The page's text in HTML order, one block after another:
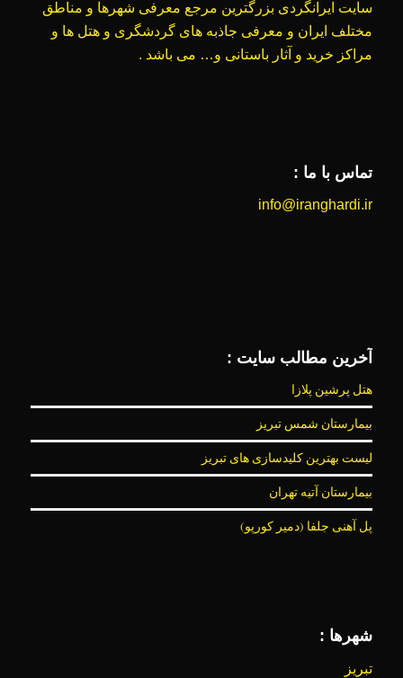
سایت ایرانگردی بزرگترین مرجع معرفی شهرها و مناطق
مختلف ایران و معرفی جاذبه های گردشگری و هتل ها و
مراکز خرید و آثار باستانی و… می باشد .
تماس با ما :
info@iranghardi.ir
آخرین مطالب سایت :
هتل پرشین پلازا
بیمارستان شمس تبریز
لیست بهترین کلیدسازی های تبریز
بیمارستان آتیه تهران
پل آهنی جلفا (دمیر کورپو)
شهرها :
تبریز